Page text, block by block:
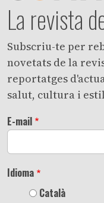
La revista
Subscriu-te per
novetats de la
reportatges
salut, cultura i
E-mail
Idioma
Català